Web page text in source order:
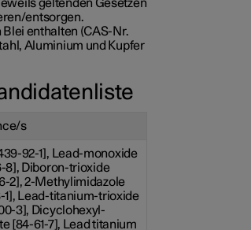
geltenden Gesetzen
entsorgen.
enthalten (CAS-Nr.
Aluminium und Kupfer
s
92-1], Lead-monoxide
8], Diboron-trioxide
2], 2-Methylimidazole
1], Lead-titanium-trioxide
3], Dicyclohexyl-
[84-61-7], Lead titanium